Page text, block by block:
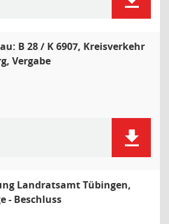
B 28 / K 6907, Kreisverkehr
Vergabe
Landratsamt Tübingen,
- Beschluss